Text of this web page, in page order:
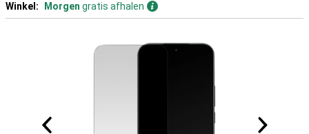
Winkel:
Morgen gratis afhalen